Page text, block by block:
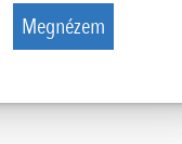
Megnézem